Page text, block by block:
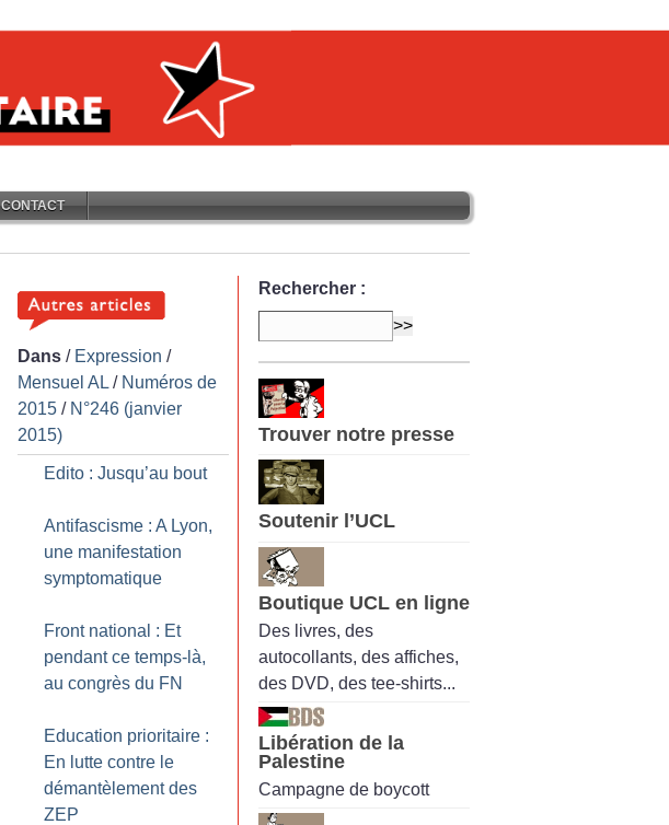
CONTACT
Dans / Expression /
Mensuel AL / Numéros de
2015 / N°246 (janvier
2015)
Edito : Jusqu’au bout
Antifascisme : A Lyon,
une manifestation
symptomatique
Front national : Et
pendant ce temps-là,
au congrès du FN
Education prioritaire :
En lutte contre le
démantèlement des
ZEP
Rechercher :
Trouver notre presse
Soutenir l’UCL
Boutique UCL en ligne
Des livres, des
autocollants, des affiches,
des DVD, des tee-shirts...
Libération de la
Palestine
Campagne de boycott